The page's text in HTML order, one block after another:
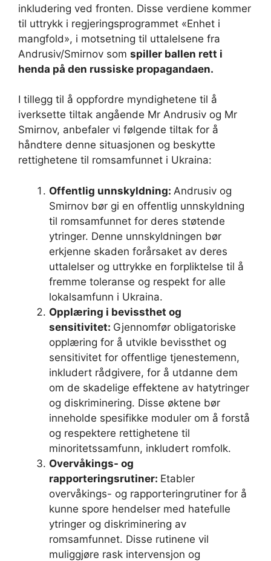
inkludering ved fronten. Disse verdiene kommer
til uttrykk i regjeringsprogrammet «Enhet i
mangfold», i motsetning til uttalelsene fra
Andrusiv/Smirnov som spiller ballen rett i
henda på den russiske propagandaen.
I tillegg til å oppfordre myndighetene til å
iverksette tiltak angående Mr Andrusiv og Mr
Smirnov, anbefaler vi følgende tiltak for å
håndtere denne situasjonen og beskytte
rettighetene til romsamfunnet i Ukraina:
Offentlig unnskyldning: Andrusiv og
Smirnov bør gi en offentlig unnskyldning
til romsamfunnet for deres støtende
ytringer. Denne unnskyldningen bør
erkjenne skaden forårsaket av deres
uttalelser og uttrykke en forpliktelse til å
fremme toleranse og respekt for alle
lokalsamfunn i Ukraina.
Opplæring i bevissthet og
sensitivitet: Gjennomfør obligatoriske
opplæring for å utvikle bevissthet og
sensitivitet for offentlige tjenestemenn,
inkludert rådgivere, for å utdanne dem
om de skadelige effektene av hatytringer
og diskriminering. Disse øktene bør
inneholde spesifikke moduler om å forstå
og respektere rettighetene til
minoritetssamfunn, inkludert romfolk.
Overvåkings- og
rapporteringsrutiner: Etabler
overvåkings- og rapporteringrutiner for å
kunne spore hendelser med hatefulle
ytringer og diskriminering av
romsamfunnet. Disse rutinene vil
muliggjøre rask intervensjon og